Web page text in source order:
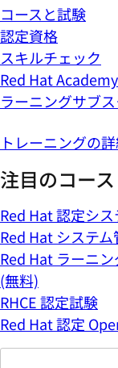
コースと試験
認定資格
スキルチェック
Red Hat Academy
ラーニングサブ
トレーニングの
注目のコー
Red Hat 認定シ
Red Hat システム
Red Hat ラーニ
(無料)
RHCE 認定試験
Red Hat 認定